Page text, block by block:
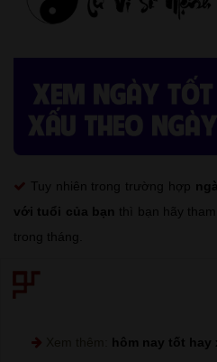
Tuy nhiên trong trường hợp
với tuổi của bạn thì bạn hãy
trong tháng.
hôm nay tốt hay